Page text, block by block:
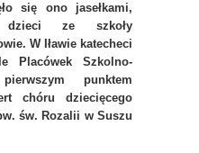
się ono jasełkami,
dzieci ze szkoły
W Iławie katecheci
Placówek Szkolno-
punktem
chóru dziecięcego
św. Rozalii w Suszu